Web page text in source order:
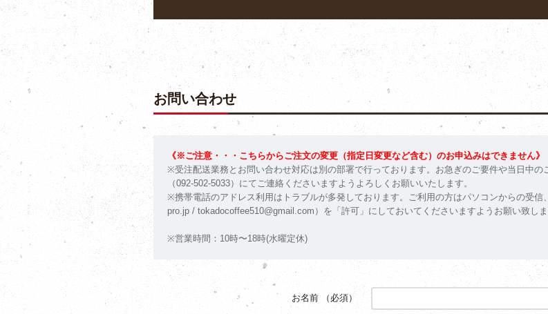
お問い合わせ
《※ご注意・・・こちらからご注文の変更（指定日変更など含む）のお申込みはできません》
※受注配送業務とお問い合わせ対応は別の部署で行っております。お急ぎのご要件や当日中
（092-502-5033）にてご連絡くださいますようよろしくお願いいたします。
※携帯電話のアドレス利用はトラブルが多発しております。ご利用の方はパソコンからの受
pro.jp / tokadocoffee510@gmail.com）を「許可」にしておいてくださいますようお願い致しま
※営業時間：10時〜18時(水曜定休)
お名前 （必須）